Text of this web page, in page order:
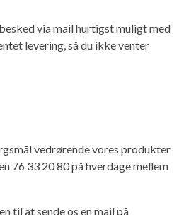
via mail hurtigst muligt med
levering, så du ikke venter
vedrørende vores produkter
76 33 20 80 på hverdage mellem
til at sende os en mail på